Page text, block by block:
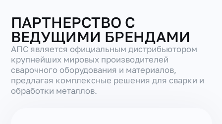
ПАРТНЕРСТВО С
ВЕДУЩИМИ БРЕНДАМИ
АПС является официальным дистрибьютором
крупнейших мировых производителей
сварочного оборудования и материалов,
предлагая комплексные решения для сварки и
обработки металлов.